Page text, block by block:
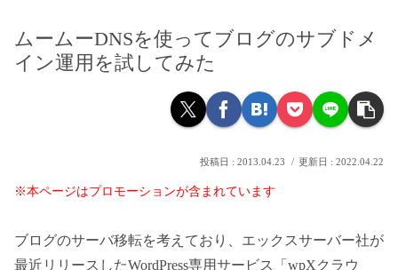
ムームーDNSを使ってブログのサブドメ
イン運用を試してみた
2013.04.23 2022.04.22
※本ページはプロモーションが含まれています
ブログのサーバ移転を考えており、エックスサーバー社が
最近リリースしたWordPress専用サービス「wpXクラウ